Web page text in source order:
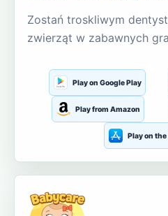
Zostań troskliwym
zwierząt w zabawnych
Play on Google Play
Play from Amazon
Play on